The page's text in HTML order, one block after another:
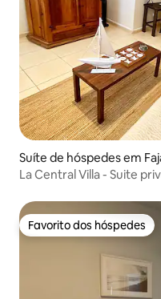
Suíte de hóspedes em
La Central Villa - Suite
Favorito dos hóspedes
Favorito dos hóspedes